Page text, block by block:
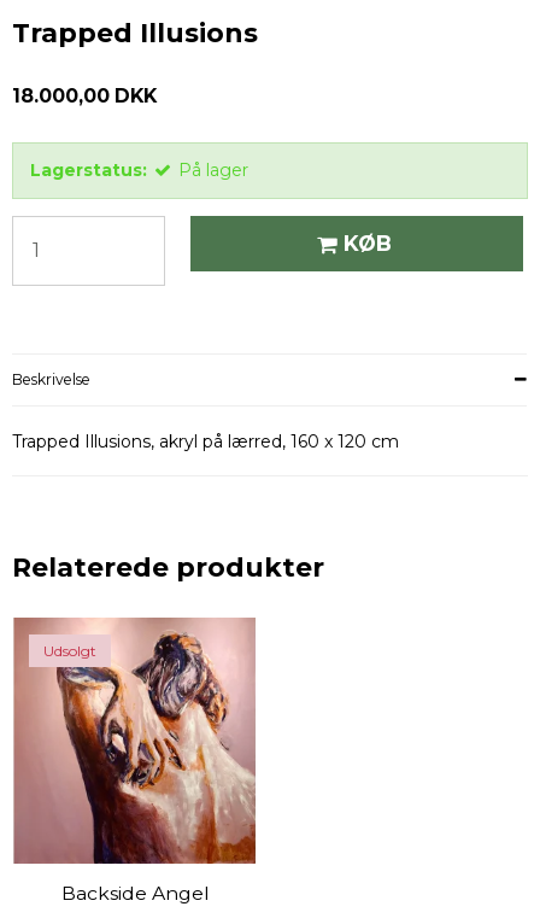
Trapped Illusions
18.000,00 DKK
Lagerstatus: På lager
KØB
Beskrivelse
Trapped Illusions, akryl på lærred, 160 x 120 cm
Relaterede produkter
Udsolgt
Backside Angel